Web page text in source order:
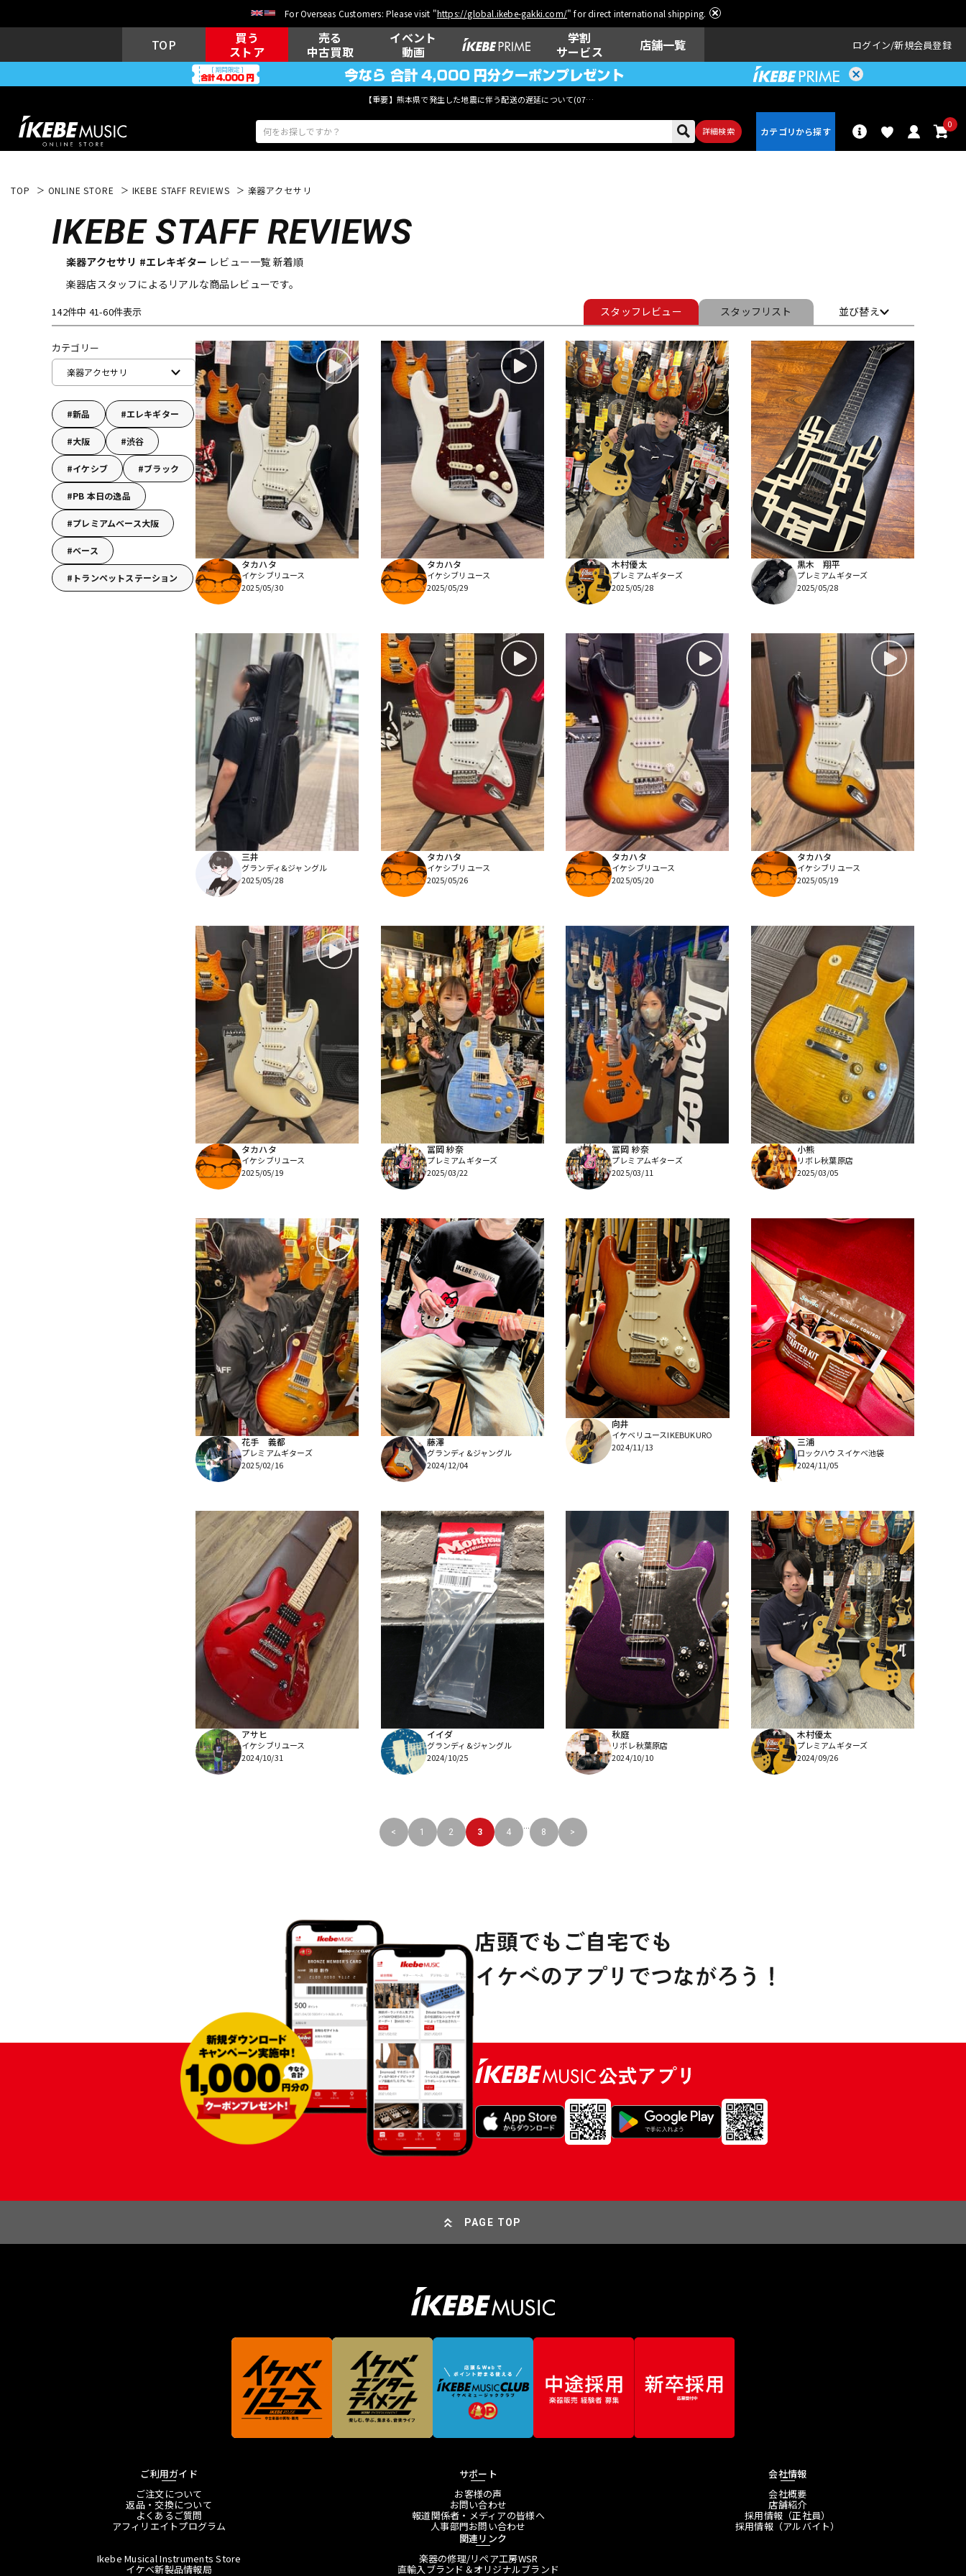
For Overseas Customers: Please visit "https://global.ikebe-gakki.com/" for direct international shipping.
TOP
買う
ストア
売る
中古買取
イベント
動画
学割
サービス
店舗一覧 ログイン 新規会員登録
【重要】熊本県で発生した地震に伴う配送の遅延について(07月29日
詳細検索
0
アコギ/エレ
キーボード 電子ピアノ
DTM DTM オンラ
イン納品
レコーディン
グ機器
配信/ライブ
機器
楽器アクセサ
リ
中古 ヴィンテージ
TOP ONLINE STORE IKEBE STAFF REVIEWS 楽器アクセサリ
IKEBE STAFF REVIEWS
楽器アクセサリ #エレキギター レビュー一覧 新着順
楽器店スタッフによるリアルな商品レビューです。
142件中 41-60件表示 スタッフ レビュー スタッフ リスト 並び替え
カテゴリー
楽器アクセサリ
新品 エレキギター
大阪 渋谷
イケシブ ブラック
PB 本日の逸品
プレミアムベース大阪
ベース
トランペットステーション
タカハタ
イケシブリユース
2025/05/30
タカハタ
イケシブリユース
2025/05/29
木村優太
プレミアムギターズ
2025/05/28
黒木 翔平
プレミアムギターズ
2025/05/28
三井
グランディ&ジャングル
2025/05/28
タカハタ
イケシブリユース
2025/05/26
タカハタ
イケシブリユース
2025/05/20
タカハタ
イケシブリユース
2025/05/19
タカハタ
イケシブリユース
2025/05/19
冨岡 紗奈
プレミアムギターズ
2025/03/22
冨岡 紗奈
プレミアムギターズ
2025/03/11
小熊
リボレ秋葉原店
2025/03/05
花手 義都
プレミアムギターズ
2025/02/16
藤澤
グランディ&ジャングル
2024/12/04
向井
イケベリユースIKEBUKURO
2024/11/13
三浦
ロックハウスイケベ池袋
2024/11/05
アサヒ
イケシブリユース
2024/10/31
イイダ
グランディ&ジャングル
2024/10/25
秋庭
リボレ秋葉原店
2024/10/10
木村優太
プレミアムギターズ
2024/09/26
< 1 2 3 4 8 >
PAGE TOP
ご利用ガイド
ご注文について
返品・交換について
よくあるご質問
アフィリエイトプログラム
サポート
お客様の声
お問い合わせ
報道関係者・メディアの皆様へ
人事部門お問い合わせ
会社情報
会社概要
店舗紹介
採用情報（正社員）
採用情報（アルバイト）
関連リンク
Ikebe Musical Instruments Store
イケベ新製品情報局
楽器の修理/リペア工房WSR
直輸入ブランド＆オリジナルブランド